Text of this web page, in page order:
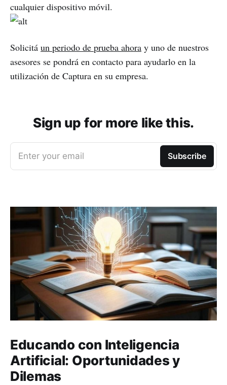
cualquier dispositivo móvil.
Solicitá un periodo de prueba ahora y uno de nuestros
asesores se pondrá en contacto para ayudarlo en la
utilización de Captura en su empresa.
Sign up for more like this.
Enter your email Subscribe
Educando con Inteligencia
Artificial: Oportunidades y
Dilemas